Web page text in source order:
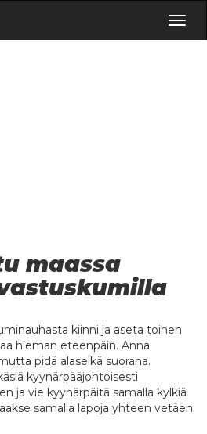
maassa
kiinni ja aseta toinen
hieman eteenpäin. Anna
pidä alaselkä suorana.
kyynärpääjohtoisesti
ja vie kyynärpäitä samalla kylkiä
samalla lapoja yhteen vetäen.